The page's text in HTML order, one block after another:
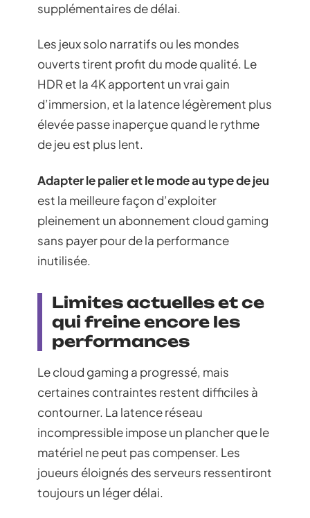
supplémentaires de délai.
Les jeux solo narratifs ou les mondes
ouverts tirent profit du mode qualité. Le
HDR et la 4K apportent un vrai gain
d’immersion, et la latence légèrement plus
élevée passe inaperçue quand le rythme
de jeu est plus lent.
Adapter le palier et le mode au type de jeu
est la meilleure façon d’exploiter
pleinement un abonnement cloud gaming
sans payer pour de la performance
inutilisée.
Limites actuelles et ce
qui freine encore les
performances
Le cloud gaming a progressé, mais
certaines contraintes restent difficiles à
contourner. La latence réseau
incompressible impose un plancher que le
matériel ne peut pas compenser. Les
joueurs éloignés des serveurs ressentiront
toujours un léger délai.